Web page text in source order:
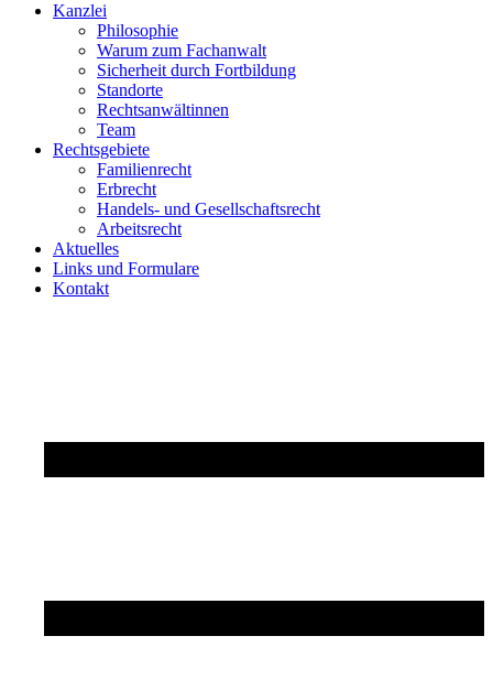
Kanzlei
Philosophie
Warum zum Fachanwalt
Sicherheit durch Fortbildung
Standorte
Rechtsanwältinnen
Team
Rechtsgebiete
Familienrecht
Erbrecht
Handels- und Gesellschaftsrecht
Arbeitsrecht
Aktuelles
Links und Formulare
Kontakt